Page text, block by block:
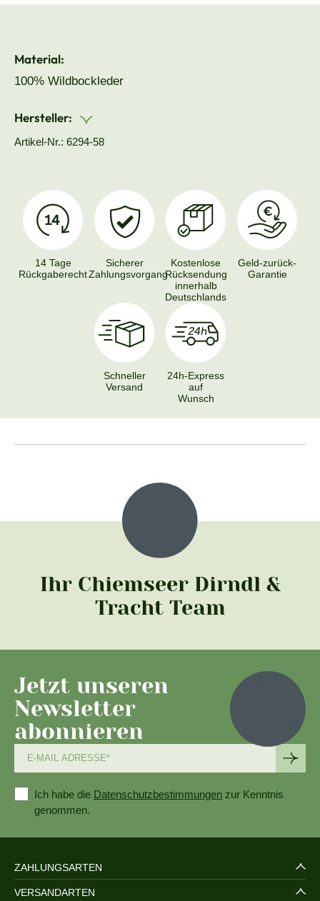
Material:
100% Wildbockleder
Hersteller:
Artikel-Nr.: 6294-58
14 Tage
Rückgaberecht
Sicherer
Zahlungsvorgang
Kostenlose
Rücksendung
innerhalb
Deutschlands
Geld-zurück-
Garantie
Schneller
Versand
24h-Express
auf
Wunsch
Ihr Chiemseer Dirndl &
Tracht Team
Jetzt unseren
Newsletter
abonnieren
Ich habe die Datenschutzbestimmungen zur Kenntnis
genommen.
ZAHLUNGSARTEN
VERSANDARTEN